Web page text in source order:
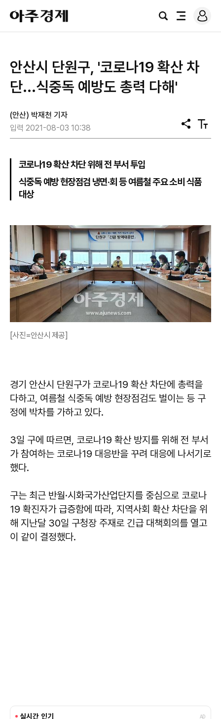
아
주
경
검
전
로
그
안산시 단원구, '코로나19 확산 차
단...식중독 예방도 총력 다해'
(안산) 박재천 기자
입력 2021-08-03 10:38
공
유
텍
스
코로나19 확산 차단 위해 전 부서 투입
식중독 예방 현장점검 냉면·회 등 여름철 주요 소비 식품
대상
[사진=안산시 제공]
경기 안산시 단원구가 코로나19 확산 차단에 총력을
다하고, 여름철 식중독 예방 현장점검도 벌이는 등 구
정에 박차를 가하고 있다.
3일 구에 따르면, 코로나19 확산 방지를 위해 전 부서
가 참여하는 코로나19 대응반을 꾸려 대응에 나서기로
했다.
구는 최근 반월·시화국가산업단지를 중심으로 코로나
19 확진자가 급증함에 따라, 지역사회 확산 차단을 위
해 지난달 30일 구청장 주재로 긴급 대책회의를 열고
이 같이 결정했다.